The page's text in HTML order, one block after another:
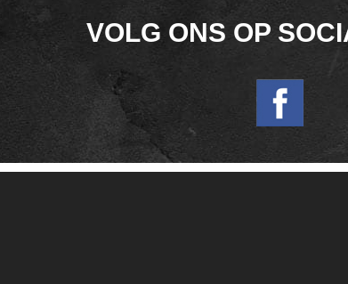
FOOTER
WIDGET
HEADER
SOCIAL
VOLG ONS OP